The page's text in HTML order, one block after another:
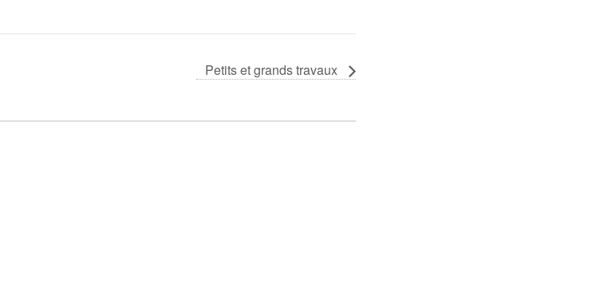
Petits et grands travaux